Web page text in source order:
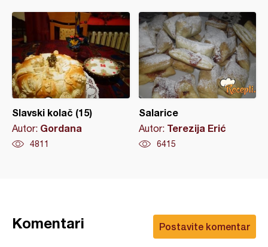
Slavski kolač (15)
Autor: Gordana
4811
Salarice
Autor: Terezija Erić
6415
Postavite komentar
Komentari